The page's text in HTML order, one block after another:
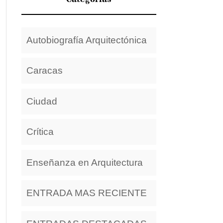
Autobiografía Arquitectónica
Caracas
Ciudad
Crítica
Enseñanza en Arquitectura
ENTRADA MAS RECIENTE